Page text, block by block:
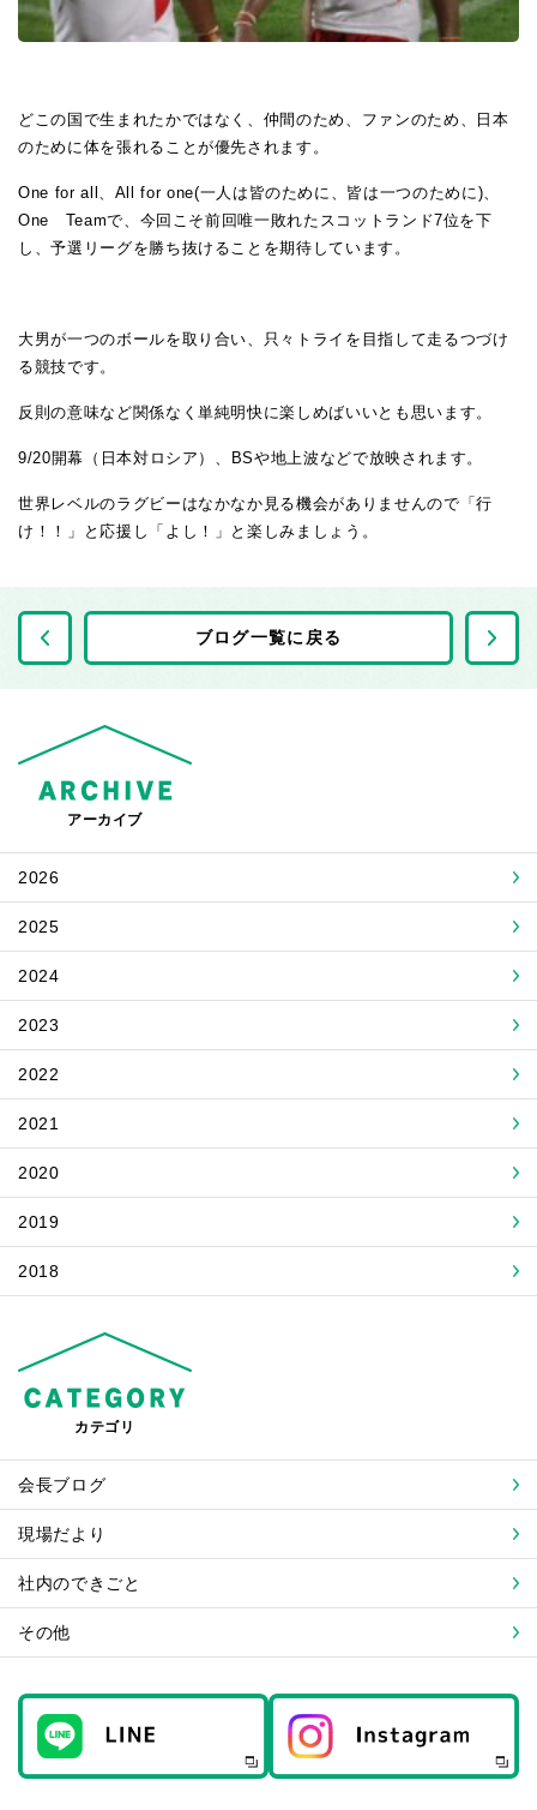
どこの国で生まれたかではなく、仲間のため、ファンのため、日本
のために体を張れることが優先されます。
One for all、All for one(一人は皆のために、皆は一つのために)、
One Teamで、今回こそ前回唯一敗れたスコットランド7位を下
し、予選リーグを勝ち抜けることを期待しています。
大男が一つのボールを取り合い、只々トライを目指して走るつづけ
る競技です。
反則の意味など関係なく単純明快に楽しめばいいとも思います。
9/20開幕（日本対ロシア）、BSや地上波などで放映されます。
世界レベルのラグビーはなかなか見る機会がありませんので「行
け！！」と応援し「よし！」と楽しみましょう。
ブログ一覧に戻る
アーカイブ
2026
2025
2024
2023
2022
2021
2020
2019
2018
カテゴリ
会長ブログ
現場だより
社内のできごと
その他